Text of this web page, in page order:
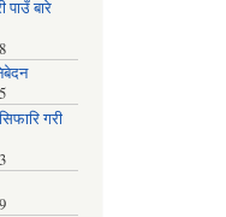
पाउँ बारे
गरी